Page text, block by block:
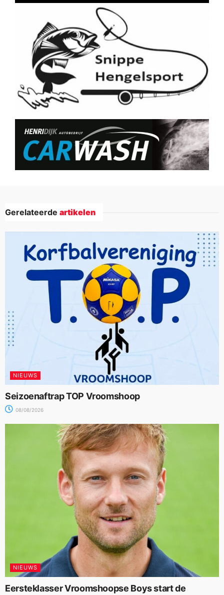
Gerelateerde artikelen
NIEUWS
Seizoenaftrap TOP Vroomshoop
08/08/2026
NIEUWS
Eersteklasser Vroomshoopse Boys start de